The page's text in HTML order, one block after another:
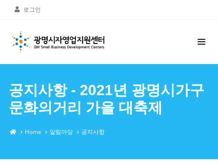
로그인
공지사항 - 2021년 광명시가구
문화의거리 가을 대축제
Home 알림마당 공지사항